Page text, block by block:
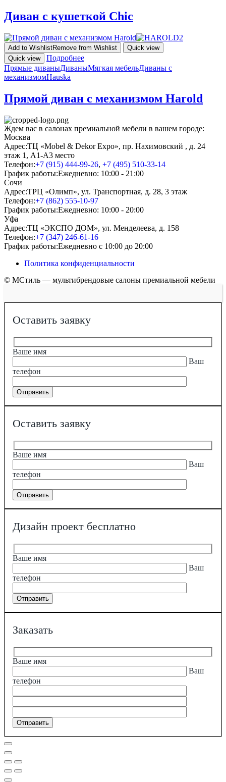
Диван с кушеткой Chic
Add to WishlistRemove from Wishlist
Quick view
Quick view
Подробнее
Прямые диваныДиваныМягкая мебельДиваны с
механизмомHauska
Прямой диван с механизмом Harold
Ждем вас в салонах премиальной мебели в вашем городе:
Москва
Адрес:ТЦ «Mobel & Dekor Expo», пр. Нахимовский , д. 24
этаж 1, А1-А3 место
Телефон:+7 (915) 444-99-26, +7 (495) 510-33-14
График работы:Ежедневно: 10:00 - 21:00
Сочи
Адрес:ТРЦ «Олимп», ул. Транспортная, д. 28, 3 этаж
Телефон:+7 (862) 555-10-97
График работы:Ежедневно: 10:00 - 20:00
Уфа
Адрес:ТЦ «ЭКСПО ДОМ», ул. Менделеева, д. 158
Телефон:+7 (347) 246-61-16
График работы:Ежедневно с 10:00 до 20:00
Политика конфиденциальности
© МСтиль — мультибрендовые салоны премиальной мебели
Оставить заявку
Ваше имя
Ваш
телефон
Оставить заявку
Ваше имя
Ваш
телефон
Дизайн проект бесплатно
Ваше имя
Ваш
телефон
Заказать
Ваше имя
Ваш
телефон